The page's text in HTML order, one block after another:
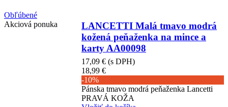
Obľúbené
Akciová ponuka
LANCETTI Malá tmavo modrá
kožená peňaženka na mince a
karty AA00098
17,09 € (s DPH)
18,99 €
-10%
Pánska tmavo modrá peňaženka Lancetti
PRAVÁ KOŽA